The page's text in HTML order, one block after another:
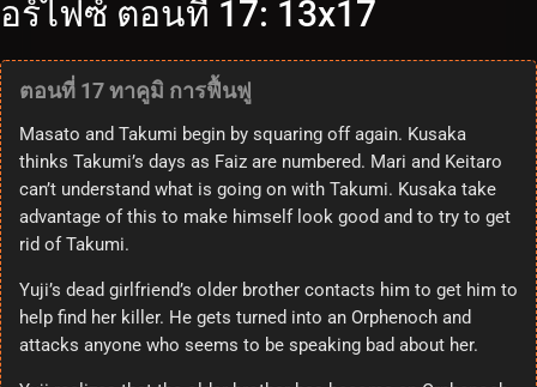
อร์ไฟซ์ ตอนที่ 17: 13x17
ตอนที่ 17 ทาคูมิ การฟื้นฟู
Masato and Takumi begin by squaring off again. Kusaka
thinks Takumi’s days as Faiz are numbered. Mari and Keitaro
can’t understand what is going on with Takumi. Kusaka take
advantage of this to make himself look good and to try to get
rid of Takumi.
Yuji’s dead girlfriend’s older brother contacts him to get him to
help find her killer. He gets turned into an Orphenoch and
attacks anyone who seems to be speaking bad about her.